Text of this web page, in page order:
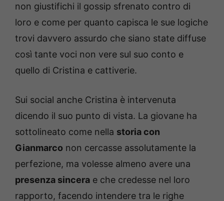
non giustifichi il gossip sfrenato contro di
loro e come per quanto capisca le sue logiche
trovi davvero assurdo che siano state diffuse
così tante voci non vere sul suo conto e
quello di Cristina e cattiverie.
Sui social anche Cristina è intervenuta
dicendo il suo punto di vista. La giovane ha
sottolineato come nella storia con
Gianmarco non cercasse assolutamente la
perfezione, ma volesse almeno avere una
presenza sincera e che credesse nel loro
rapporto, facendo intendere tra le righe